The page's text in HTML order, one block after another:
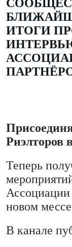
ИТОГИ
Риэлторов
Теперь
новом
В канале